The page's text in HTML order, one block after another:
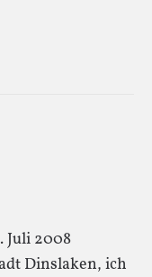
Juli 2008
Dinslaken, ich